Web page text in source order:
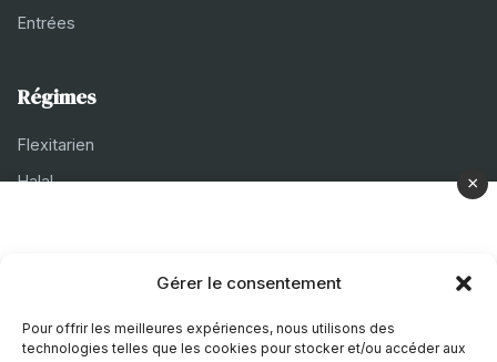
Gérer le consentement
Pour offrir les meilleures expériences, nous utilisons des
technologies telles que les cookies pour stocker et/ou accéder aux
Entrées
Régimes
Flexitarien
Halal
À propos
×